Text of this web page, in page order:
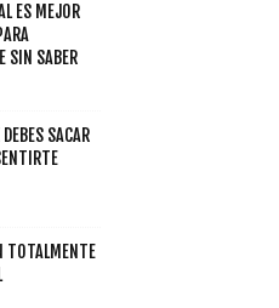
ES MEJOR
SIN SABER
SACAR
TOTALMENTE